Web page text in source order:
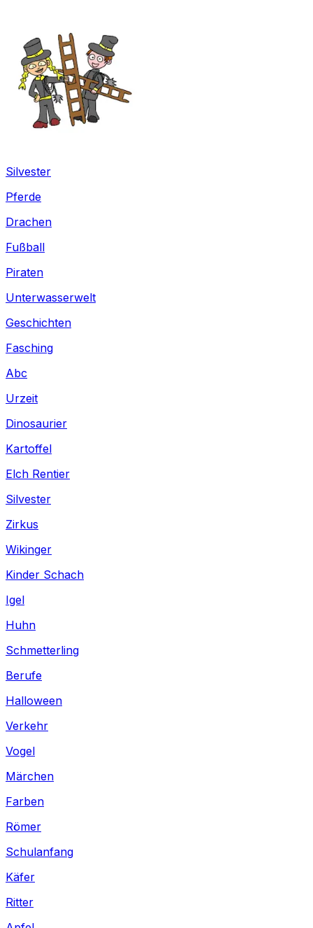
Silvester
Pferde
Drachen
Fußball
Piraten
Unterwasserwelt
Geschichten
Fasching
Abc
Urzeit
Dinosaurier
Kartoffel
Elch Rentier
Silvester
Zirkus
Wikinger
Kinder Schach
Igel
Huhn
Schmetterling
Berufe
Halloween
Verkehr
Vogel
Märchen
Farben
Römer
Schulanfang
Käfer
Ritter